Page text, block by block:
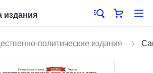
издания
политические издания